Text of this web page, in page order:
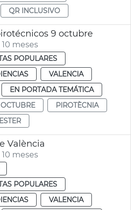
QR INCLUSIVO
9 octubre
meses
POPULARES
VALENCIA
EN PORTADA TEMÁTICA
PIROTÈCNIA
València
meses
POPULARES
VALENCIA